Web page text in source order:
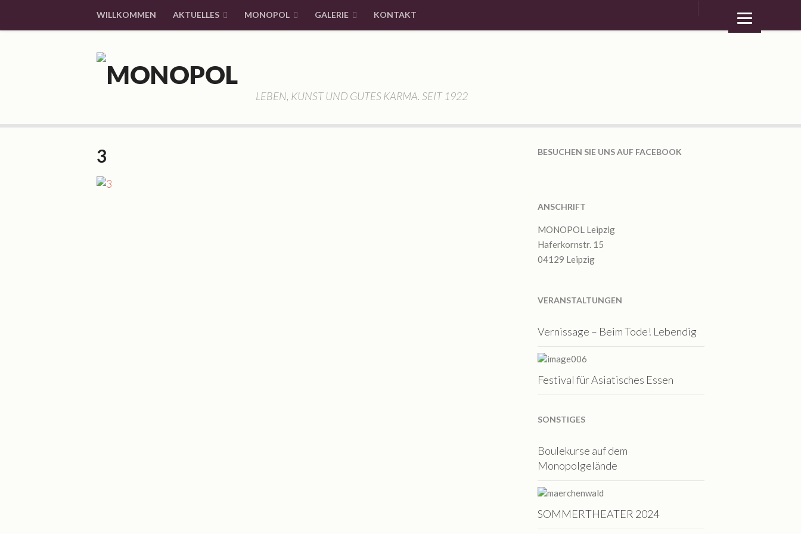
WILLKOMMEN AKTUELLES MONOPOL GALERIE KONTAKT
LEBEN, KUNST UND GUTES KARMA. SEIT 1922
3 BESUCHEN SIE UNS AUF FACEBOOK
ANSCHRIFT
MONOPOL Leipzig
Haferkornstr. 15
04129 Leipzig
VERANSTALTUNGEN
Vernissage – Beim Tode! Lebendig
Festival für Asiatisches Essen
SONSTIGES
Boulekurse auf dem
Monopolgelände
SOMMERTHEATER 2024